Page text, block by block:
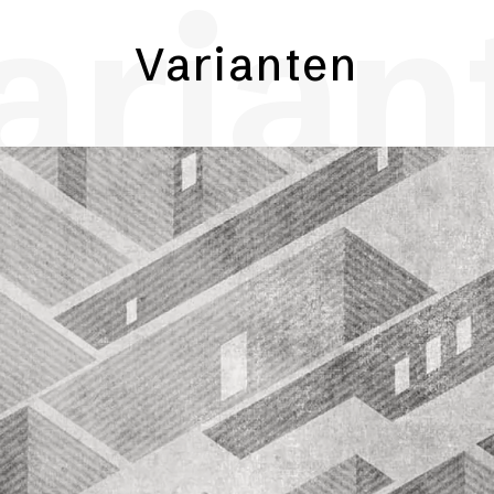
Varianten